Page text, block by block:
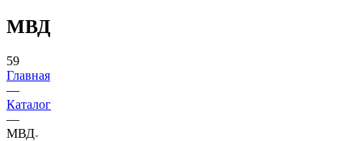
МВД
59
Главная
—
Каталог
—
МВД